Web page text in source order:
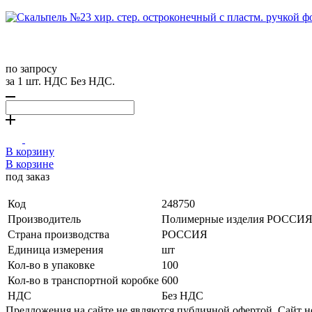
по запросу
за 1 шт. НДС Без НДС.
В корзину
В корзине
под заказ
Код
248750
Производитель
Полимерные изделия РОССИЯ
Страна производства
РОССИЯ
Единица измерения
шт
Кол-во в упаковке
100
Кол-во в транспортной коробке 600
НДС
Без НДС